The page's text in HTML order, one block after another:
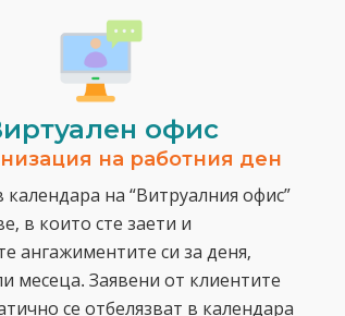
офис
на работния ден
на “Витруалния офис”
в които сте заети и
ангажиментите си за деня,
месеца. Заявени от клиентите
се отбелязват в календара